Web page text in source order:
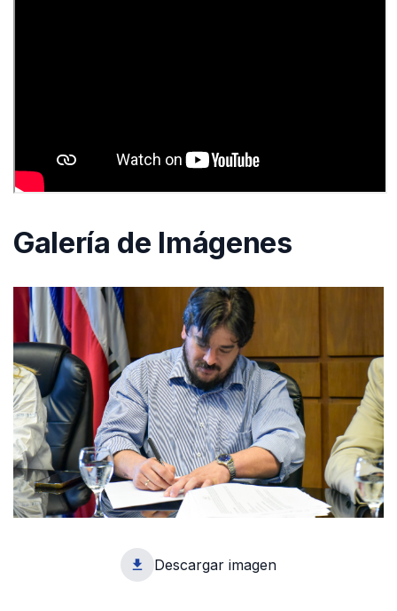
Galería de Imágenes
Descargar imagen
1